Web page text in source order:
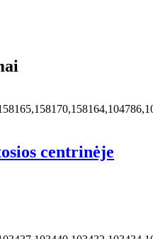
centrinėje